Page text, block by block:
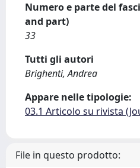
Numero e parte del
and part)
33
Tutti gli autori
Brighenti, Andrea
Appare nelle tipologie:
03.1 Articolo su rivista
File in questo prodotto: